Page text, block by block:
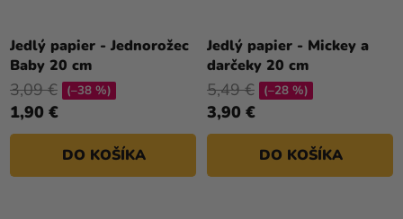
Jedlý papier - Jednorožec
Baby 20 cm
1,90 €
3,09 € (–38 %)
DO KOŠÍKA
Jedlý papier - Mickey a
darčeky 20 cm
3,90 €
5,49 € (–28 %)
DO KOŠÍKA